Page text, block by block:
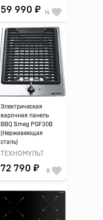
59 990 ₽ 14
Электрическая
варочная панель
BBQ Smeg PGF30B
(Нержавеющая
сталь)
ТЕХНОМУЛЬТ
72 790 ₽ 8